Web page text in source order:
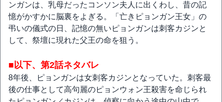
ンガンは、乳母だったコンソン夫人に出くわし、昔の記
憶がかすかに脳裏をよぎる。「亡きピョンガン王女」の
弔いの儀式の日、記憶の無いピョンガンは刺客カジンと
して、祭壇に現れた父王の命を狙う。
■以下、第2話ネタバレ
8年後、ピョンガンは女刺客カジンとなっていた。刺客最
後の仕事として高句麗のピョンウォン王殺害を命じられ